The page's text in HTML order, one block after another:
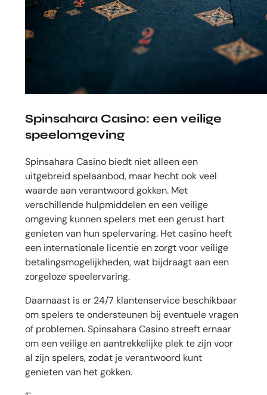
Spinsahara Casino: een veilige
speelomgeving
Spinsahara Casino biedt niet alleen een
uitgebreid spelaanbod, maar hecht ook veel
waarde aan verantwoord gokken. Met
verschillende hulpmiddelen en een veilige
omgeving kunnen spelers met een gerust hart
genieten van hun spelervaring. Het casino heeft
een internationale licentie en zorgt voor veilige
betalingsmogelijkheden, wat bijdraagt aan een
zorgeloze speelervaring.
Daarnaast is er 24/7 klantenservice beschikbaar
om spelers te ondersteunen bij eventuele vragen
of problemen. Spinsahara Casino streeft ernaar
om een veilige en aantrekkelijke plek te zijn voor
al zijn spelers, zodat je verantwoord kunt
genieten van het gokken.